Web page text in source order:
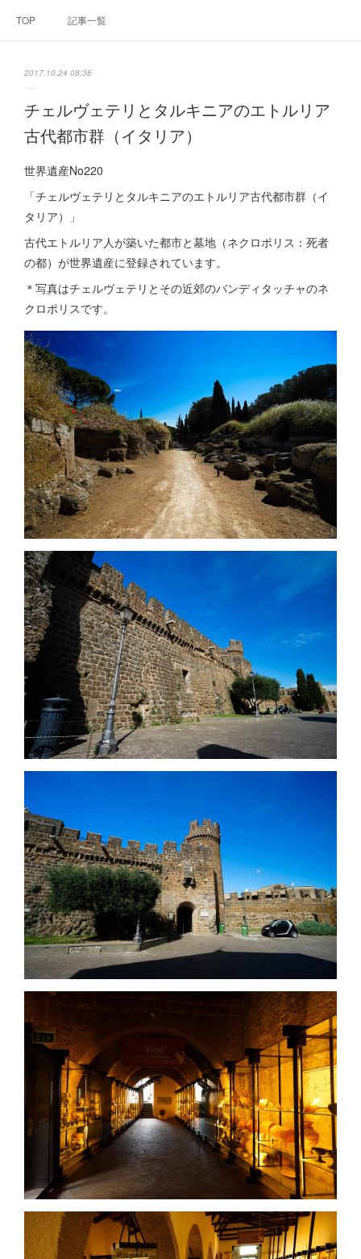
TOP 記事一覧
2017.10.24 08:36
チェルヴェテリとタルキニアのエトルリア
古代都市群（イタリア）
世界遺産No220
「チェルヴェテリとタルキニアのエトルリア古代都市群（イ
タリア）」
古代エトルリア人が築いた都市と墓地（ネクロポリス：死者
の都）が世界遺産に登録されています。
＊写真はチェルヴェテリとその近郊のバンディタッチャのネ
クロポリスです。